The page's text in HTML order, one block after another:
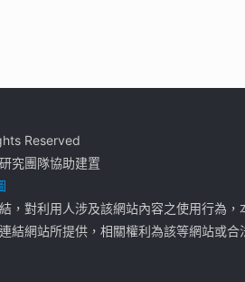
Reserved
究團隊協助建置
，對利用人涉及該網站內容之使用行為，
結網站所提供，相關權利為該等網站或